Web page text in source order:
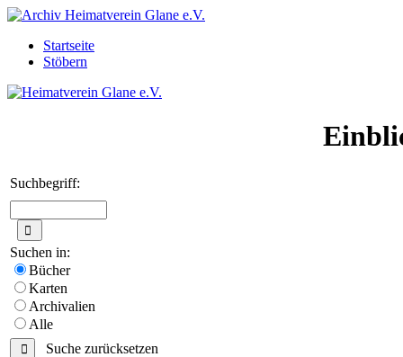
Startseite
Stöbern
Suchbegriff:
Suchen in:
Bücher
Karten
Archivalien
Alle
Suche zurücksetzen